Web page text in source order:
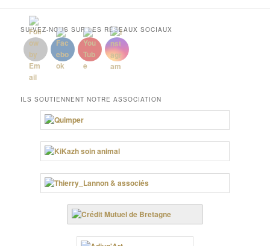
SUIVEZ-NOUS SUR LES RÉSEAUX SOCIAUX
ILS SOUTIENNENT NOTRE ASSOCIATION